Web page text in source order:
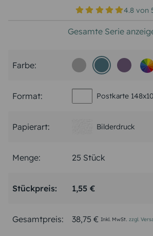
4.8 von
Gesamte Serie
Farbe:
Format: Postkarte
Papierart: Bilderdruck
Menge:
Stückpreis: 1,55 €
Gesamtpreis: 38,75 € Inkl. MwSt. zzgl.